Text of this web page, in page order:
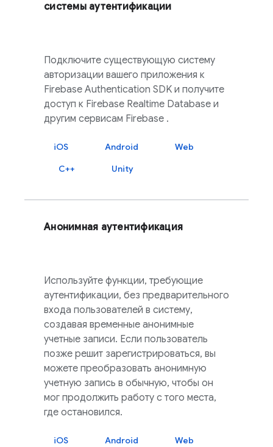
системы аутентификации
Подключите существующую систему
авторизации вашего приложения к
Firebase Authentication SDK и получите
доступ к Firebase Realtime Database и
другим сервисам Firebase .
iOS Android
Web
C++
Unity
Анонимная аутентификация
Используйте функции, требующие
аутентификации, без предварительного
входа пользователей в систему,
создавая временные анонимные
учетные записи. Если пользователь
позже решит зарегистрироваться, вы
можете преобразовать анонимную
учетную запись в обычную, чтобы он
мог продолжить работу с того места,
где остановился.
iOS Android
Web